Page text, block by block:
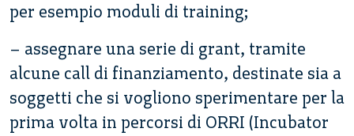
per esempio moduli di training;
– assegnare una serie di grant, tramite
alcune call di finanziamento, destinate sia a
soggetti che si vogliono sperimentare per la
prima volta in percorsi di ORRI (Incubator